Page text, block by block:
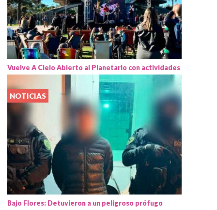
Vuelve A Cielo Abierto al Planetario con actividades
NOTICIAS
Bajo Flores: Detuvieron a un peligroso prófugo